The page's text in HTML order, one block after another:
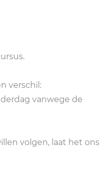
verschil:
vanwege de
volgen, laat het ons